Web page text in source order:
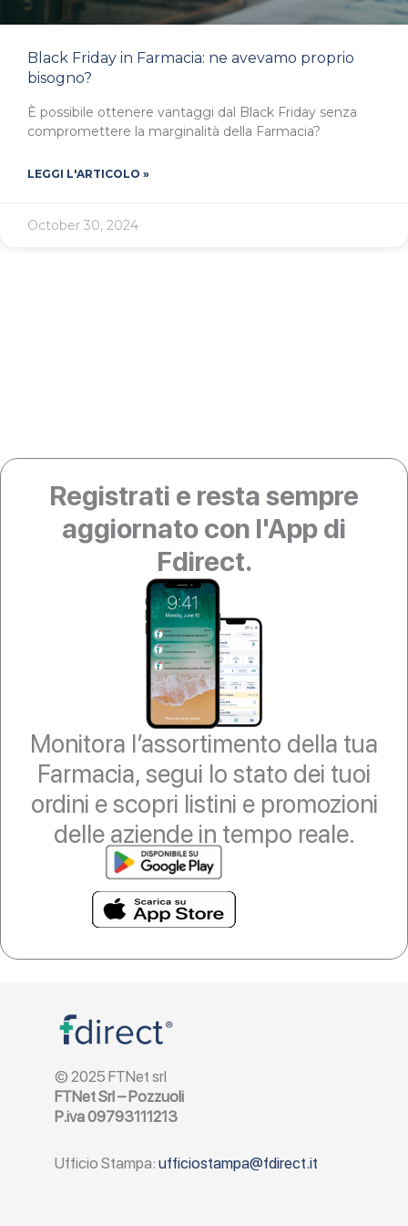
Black Friday in Farmacia: ne avevamo proprio
bisogno?
È possibile ottenere vantaggi dal Black Friday senza
compromettere la marginalità della Farmacia?
LEGGI L'ARTICOLO »
October 30, 2024
Registrati e resta sempre
aggiornato con l'App di
Fdirect.
Monitora l’assortimento della tua
Farmacia, segui lo stato dei tuoi
ordini e scopri listini e promozioni
delle aziende in tempo reale.
© 2025 FTNet srl
FTNet Srl – Pozzuoli
P.iva 09793111213
Ufficio Stampa: ufficiostampa@fdirect.it